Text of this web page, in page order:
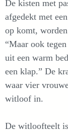
De kisten met
afgedekt met
op komt,
“Maar ook
uit een warm
een klap.” De
waar vier
witloof in.
De witloofteelt